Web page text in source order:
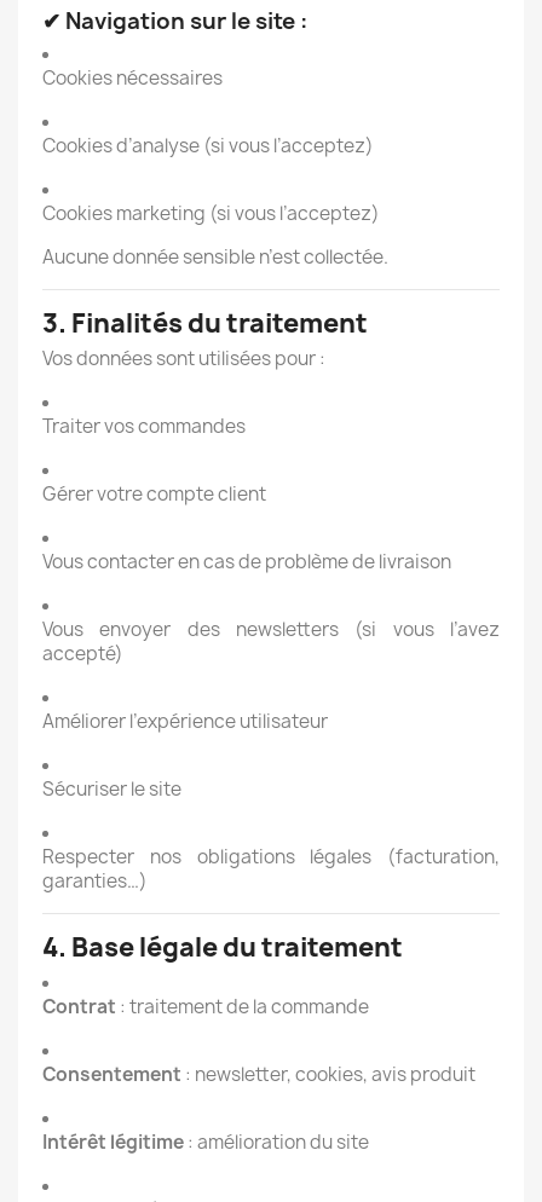
✔ Navigation sur le site :
Cookies nécessaires
Cookies d’analyse (si vous l’acceptez)
Cookies marketing (si vous l’acceptez)
Aucune donnée sensible n’est collectée.
3. Finalités du traitement
Vos données sont utilisées pour :
Traiter vos commandes
Gérer votre compte client
Vous contacter en cas de problème de livraison
Vous envoyer des newsletters (si vous l’avez
accepté)
Améliorer l’expérience utilisateur
Sécuriser le site
Respecter nos obligations légales (facturation,
garanties…)
4. Base légale du traitement
Contrat : traitement de la commande
Consentement : newsletter, cookies, avis produit
Intérêt légitime: amélioration du site